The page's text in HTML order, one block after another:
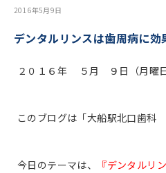
2016年5月9日
デンタルリンスは歯周病に効
２０１６年 ５月 ９日（月曜日
このブログは「大船駅北口歯科
今日のテーマは、
『デンタルリ